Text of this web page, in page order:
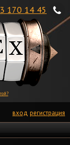
170 14 45
вход регистрация